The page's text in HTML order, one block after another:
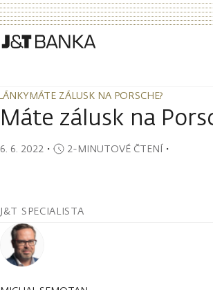
MÁTE ZÁLUSK NA PORSCHE?
MÁTE ZÁLUSK NA PORSCHE?
Máte zálusk na
6. 6. 2022 ・ 2-MINUTOVÉ ČTENÍ・
J&T SPECIALISTA